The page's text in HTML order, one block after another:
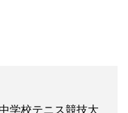
学校テニス競技大